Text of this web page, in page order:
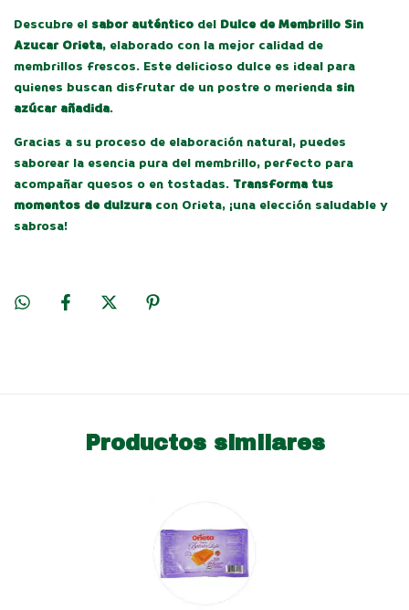
Descubre el sabor auténtico del Dulce de Membrillo Sin
Azucar Orieta, elaborado con la mejor calidad de
membrillos frescos. Este delicioso dulce es ideal para
quienes buscan disfrutar de un postre o merienda sin
azúcar añadida.
Gracias a su proceso de elaboración natural, puedes
saborear la esencia pura del membrillo, perfecto para
acompañar quesos o en tostadas. Transforma tus
momentos de dulzuracon Orieta, ¡una elección saludable y
sabrosa!
Productos similares